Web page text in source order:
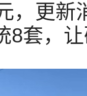
，更新
8套，